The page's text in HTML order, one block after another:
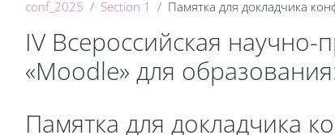
conf_2025 Section 1 Памятка для докладчика
IV Всероссийская
«Moodle» для
Blocks
Памятка для докладчика